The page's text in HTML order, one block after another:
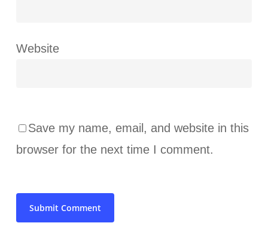
Website
Save my name, email, and website in this
browser for the next time I comment.